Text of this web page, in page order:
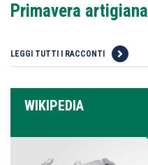
Primavera artigiana
LEGGI TUTTI I RACCONTI
WIKIPEDIA